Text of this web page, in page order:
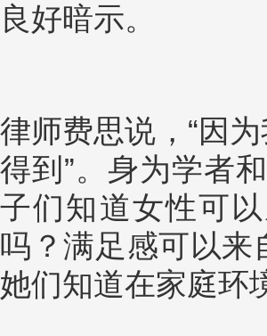
良好暗示。
律师费思说，“因
得到”。身为学者
子们知道女性可
吗？满足感可以来
她们知道在家庭环